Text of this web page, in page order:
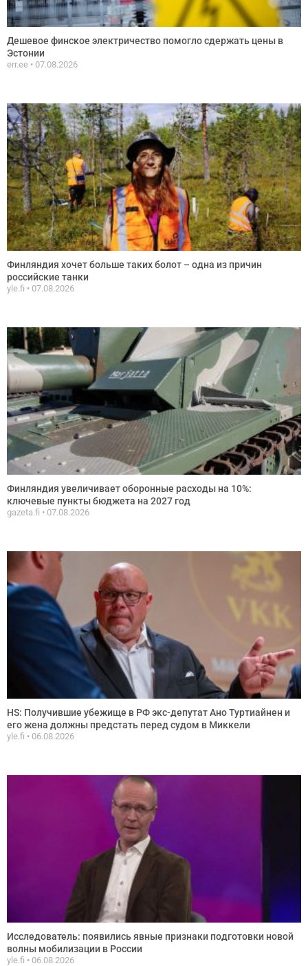
Дешевое финское электричество помогло сдержать цены в
Эстонии
err.ee 07.08.2026
Финляндия хочет больше таких болот – одна из причин
российские танки
yle.fi 07.08.2026
Финляндия увеличивает оборонные расходы на 10%:
ключевые пункты бюджета на 2027 год
gazeta.fi 07.08.2026
HS: Получившие убежище в РФ экс-депутат Ано Туртиайнен и
его жена должны предстать перед судом в Миккели
yle.fi 06.08.2026
Исследователь: появились явные признаки подготовки новой
волны мобилизации в России
yle.fi 06.08.2026